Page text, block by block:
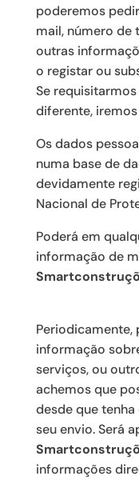
poderemos
mail, número de
outras
o registar ou
Se
diferente,
Os dados
numa base de
devidamente
Nacional de
Poderá em
informação de
informação
serviços, ou
achemos que
desde que
seu envio. Será
informações